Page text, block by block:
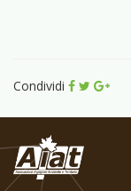
Condividi